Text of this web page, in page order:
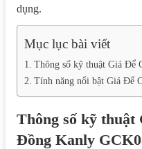
dụng.
Mục lục bài viết
Thông số kỹ thuật Giá Để
Tính năng nổi bật Giá Để
Thông số kỹ
Đồng Kanly